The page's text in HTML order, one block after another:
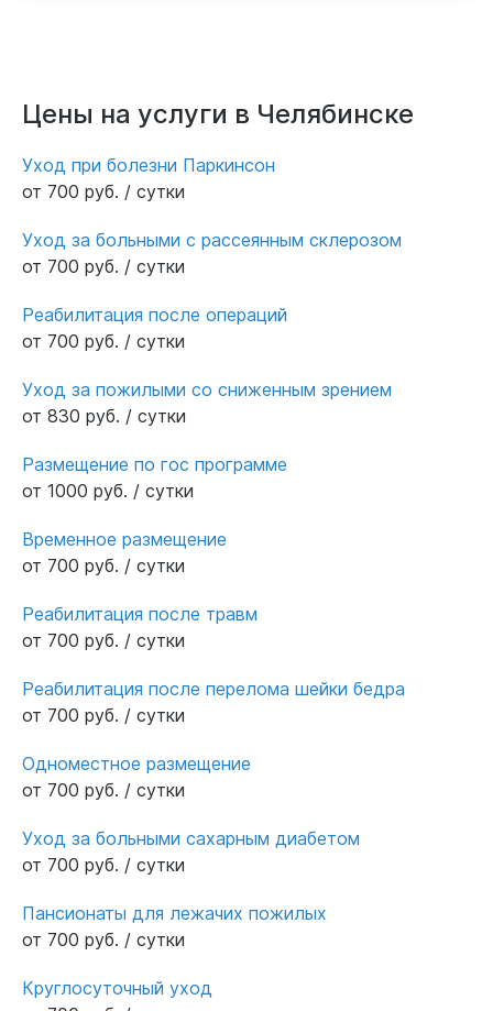
Цены на услуги в Челябинске
Уход при болезни Паркинсон
от 700 руб. / сутки
Уход за больными с рассеянным склерозом
от 700 руб. / сутки
Реабилитация после операций
от 700 руб. / сутки
Уход за пожилыми со сниженным зрением
от 830 руб. / сутки
Размещение по гос программе
от 1000 руб. / сутки
Временное размещение
от 700 руб. / сутки
Реабилитация после травм
от 700 руб. / сутки
Реабилитация после перелома шейки бедра
от 700 руб. / сутки
Одноместное размещение
от 700 руб. / сутки
Уход за больными сахарным диабетом
от 700 руб. / сутки
Пансионаты для лежачих пожилых
от 700 руб. / сутки
Круглосуточный уход